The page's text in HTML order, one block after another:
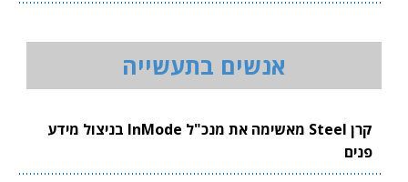
אנשים בתעשייה
קרן Steel מאשימה את מנכ"ל InMode בניצול מידע
פנים